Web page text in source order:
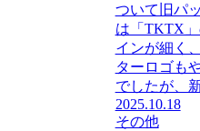
ついて旧パ
は「TKTX
インが細く
ターロゴも
でしたが、
2025.10.18
その他